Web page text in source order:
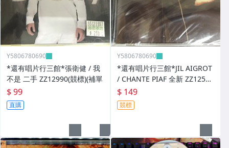
Y5806780690
*還有唱片行三館*張衛健 / 我
不是 二手 ZZ12990(競標)(補單
$ 99
直購
Y5806780690
*還有唱片行三館*JIL AIGROT
/ CHANTE PIAF 全新 ZZ12526
(競標)
$ 149
競標